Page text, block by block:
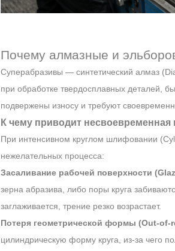
Почему алмазные и
Суперабразивы — синтетический алмаз
при обработке твердосплавных деталей,
подвержены износу и требуют
К чему приводит несвоевременная
При интенсивном круглом шлифовании
нежелательных процесса:
Засаливание рабочей поверхности
зерна абразива, либо поры круга
заглаживается, трение резко возрастает.
Потеря геометрической формы (Out-of-
цилиндрическую форму круга, из-за чего